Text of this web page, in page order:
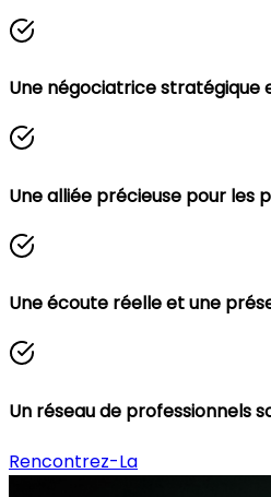
Une négociatrice
Une alliée précieuse pour les
Une écoute réelle et une
Un réseau de professionnels
Rencontrez-La